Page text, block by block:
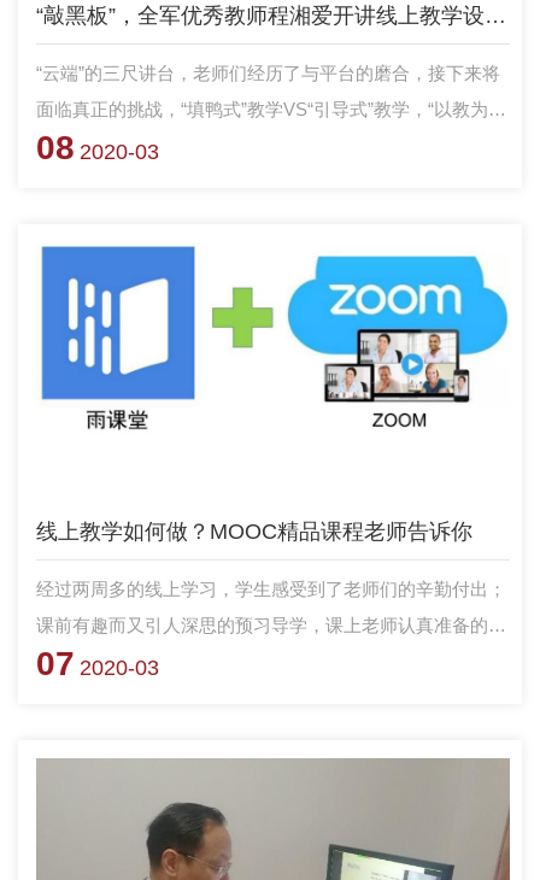
“敲黑板”，全军优秀教师程湘爱开讲线上教学设计啦！
“云端”的三尺讲台，老师们经历了与平台的磨合，接下来将
面临真正的挑战，“填鸭式”教学VS“引导式”教学，“以教为中
心”VS“以学为中心”，如何优化线上教学设计让你轻松hold住
08 2020-03
线上教学如何做？MOOC精品课程老师告诉你
经过两周多的线上学习，学生感受到了老师们的辛勤付出；
课前有趣而又引人深思的预习导学，课上老师认真准备的
PPT，课下老师精心布置的课后习题。
07 2020-03